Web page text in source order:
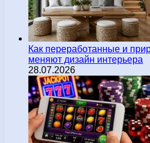
Как переработанные и
меняют дизайн интерьера
28.07.2026